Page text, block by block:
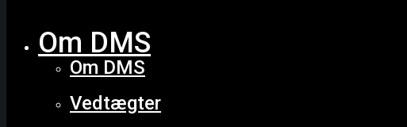
Om DMS
Om DMS
Vedtægter